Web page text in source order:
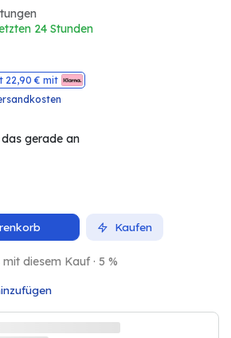
24 Stunden
22,90 € mit
gerade an
Kaufen
mit diesem Kauf · 5 %